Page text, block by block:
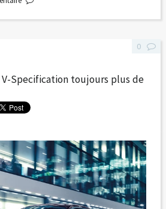
V-Specification toujours plus de
0